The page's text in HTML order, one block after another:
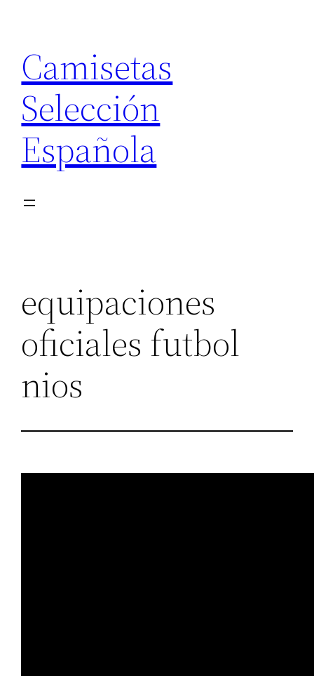
contenido
Camisetas
Selección
Española
equipaciones
oficiales futbol
nios